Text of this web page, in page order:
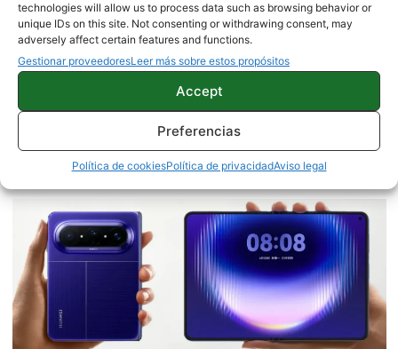
technologies will allow us to process data such as browsing behavior or
unique IDs on this site. Not consenting or withdrawing consent, may
adversely affect certain features and functions.
Gestionar proveedoresLeer más sobre estos propósitos
Accept
Preferencias
Política de cookiesPolítica de privacidadAviso legal
Gonzalo Mendo
2245 artículos publicados en ProAndroid desde 2020.
Redactor en Pro Android | Periodista. Amante de la
tecnología con cierto gusto por el pequeño Androide
verde. Me gusta escribir de todo lo relacionado con
tecnología, cultura y curiosidades. Gran aficionado al
deporte. Twitter: @Lalo7_